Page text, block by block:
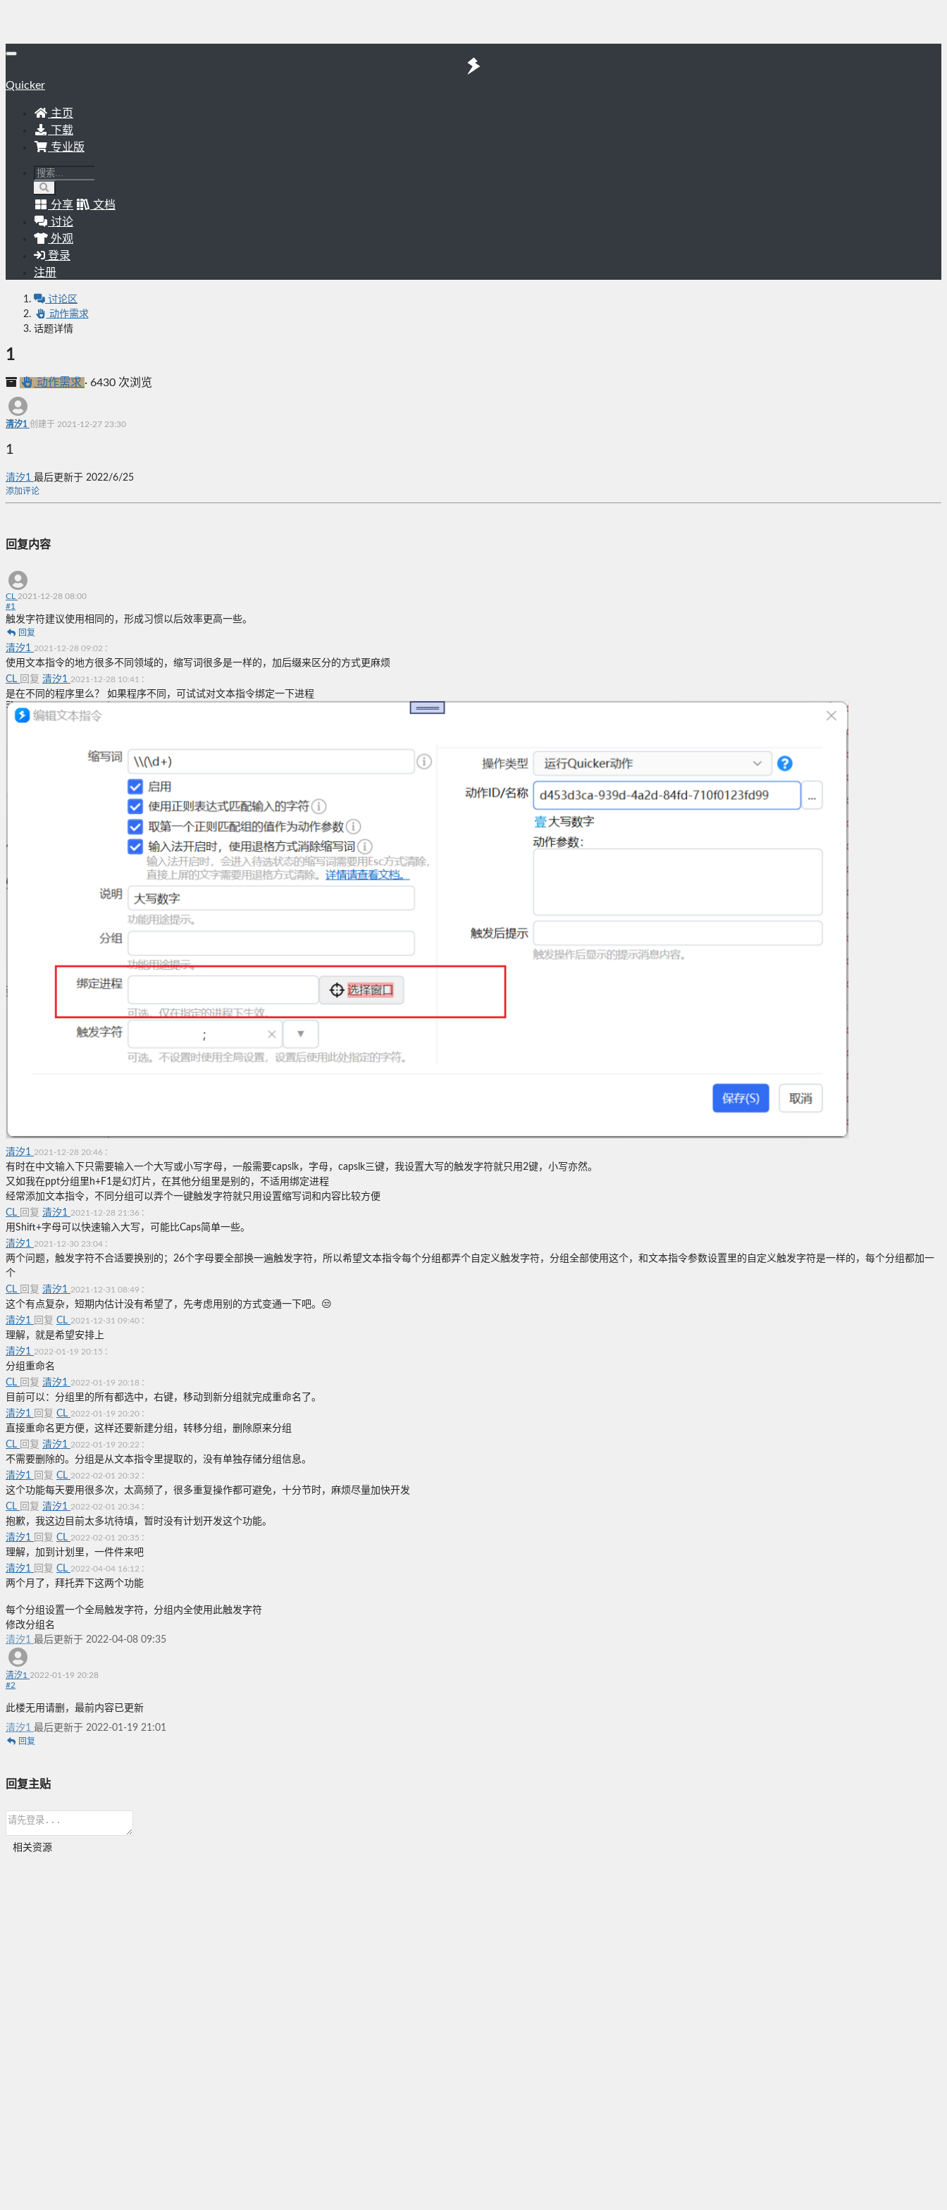
Quicker
主页
下载
专业版
分享
文档
讨论
外观
登录
注册
讨论区
动作需求
话题详情
1
动作需求 · 6430 次浏览
清汐1 创建于 2021-12-27 23:30
1
清汐1 最后更新于 2022/6/25
添加评论
回复内容
CL 2021-12-28 08:00
#1
触发字符建议使用相同的，形成习惯以后效率更高一些。
回复
清汐1 2021-12-28 09:02 :
使用文本指令的地方很多不同领域的，缩写词很多是一样的，加后缀来区分的方式更麻烦
CL 回复 清汐1 2021-12-28 10:41 :
是在不同的程序里么？ 如果程序不同，可试试对文本指令绑定一下进程
清汐1 2021-12-28 20:46 :
有时在中文输入下只需要输入一个大写或小写字母，一般需要capslk，字母，capslk三键，我设置大写的触发字符就只用2键，小写亦然。
又如我在ppt分组里h+F1是幻灯片，在其他分组里是别的，不适用绑定进程
经常添加文本指令，不同分组可以弄个一键触发字符就只用设置缩写词和内容比较方便
CL 回复 清汐1 2021-12-28 21:36 :
用Shift+字母可以快速输入大写，可能比Caps简单一些。
清汐1 2021-12-30 23:04 :
两个问题，触发字符不合适要换别的；26个字母要全部换一遍触发字符，所以希望文本指令每个分组都弄个自定义触发字符，分组全部使用这个，和文本指令参数设置里的自定义触发字符是一样的，每个分组都加一
个
CL 回复 清汐1 2021-12-31 08:49 :
这个有点复杂，短期内估计没有希望了，先考虑用别的方式变通一下吧。😒
清汐1 回复 CL 2021-12-31 09:40 :
理解，就是希望安排上
清汐1 2022-01-19 20:15 :
分组重命名
CL 回复 清汐1 2022-01-19 20:18 :
目前可以：分组里的所有都选中，右键，移动到新分组就完成重命名了。
清汐1 回复 CL 2022-01-19 20:20 :
直接重命名更方便，这样还要新建分组，转移分组，删除原来分组
CL 回复 清汐1 2022-01-19 20:22 :
不需要删除的。分组是从文本指令里提取的，没有单独存储分组信息。
清汐1 回复 CL 2022-02-01 20:32 :
这个功能每天要用很多次，太高频了，很多重复操作都可避免，十分节时，麻烦尽量加快开发
CL 回复 清汐1 2022-02-01 20:34 :
抱歉，我这边目前太多坑待填，暂时没有计划开发这个功能。
清汐1 回复 CL 2022-02-01 20:35 :
理解，加到计划里，一件件来吧
清汐1 回复 CL 2022-04-04 16:12 :
两个月了，拜托弄下这两个功能
每个分组设置一个全局触发字符，分组内全使用此触发字符
修改分组名
清汐1 最后更新于 2022-04-08 09:35
清汐1 2022-01-19 20:28
#2
此楼无用请删，最前内容已更新
清汐1 最后更新于 2022-01-19 21:01
回复
回复主贴
相关资源